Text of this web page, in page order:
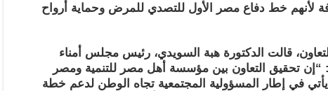
لأنهم خط دفاع مصر الأول للتصدي للمرض وحماية أرواح
قالت الدكتورة هبة السويدي، رئيس مجلس أمناء
تحقيق التعاون بين مؤسسة أهل مصر للتنمية ومصر
يأتي في إطار المسؤولية المجتمعية تجاه الوطن لدعم خطة